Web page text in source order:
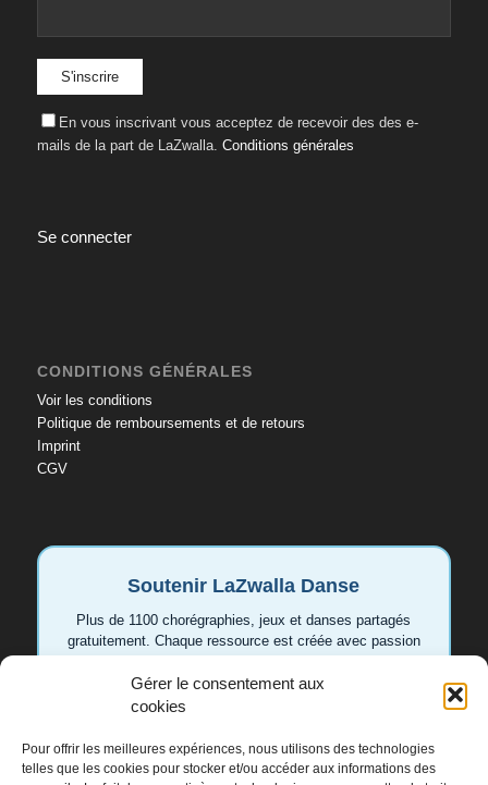
Gérer le consentement aux
cookies
Pour offrir les meilleures expériences, nous utilisons des technologies
telles que les cookies pour stocker et/ou accéder aux informations des
En vous inscrivant vous acceptez de recevoir des des e-
mails de la part de LaZwalla. Conditions générales
Se connecter
CONDITIONS GÉNÉRALES
Voir les conditions
Politique de remboursements et de retours
Imprint
CGV
Soutenir LaZwalla Danse
Plus de 1100 chorégraphies, jeux et danses partagés
gratuitement. Chaque ressource est créée avec passion
soutien permet de continuer à développer de nouvelles
Soutenir LaZwalla